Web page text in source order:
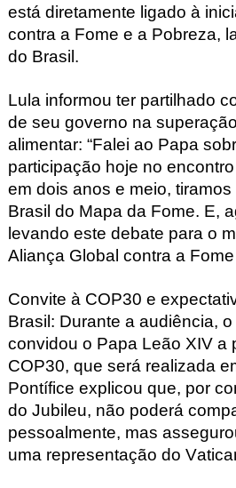
está diretamente ligado à
contra a Fome e a Pobreza,
do Brasil.
Lula informou ter partilhado
de seu governo na
alimentar: “Falei ao Papa
participação hoje no
em dois anos e meio,
Brasil do Mapa da Fome. E,
levando este debate para o
Aliança Global contra a
Convite à COP30 e
Brasil: Durante a audiência,
convidou o Papa Leão XIV a
COP30, que será realizada
Pontífice explicou que, por
do Jubileu, não poderá
pessoalmente, mas
uma representação do